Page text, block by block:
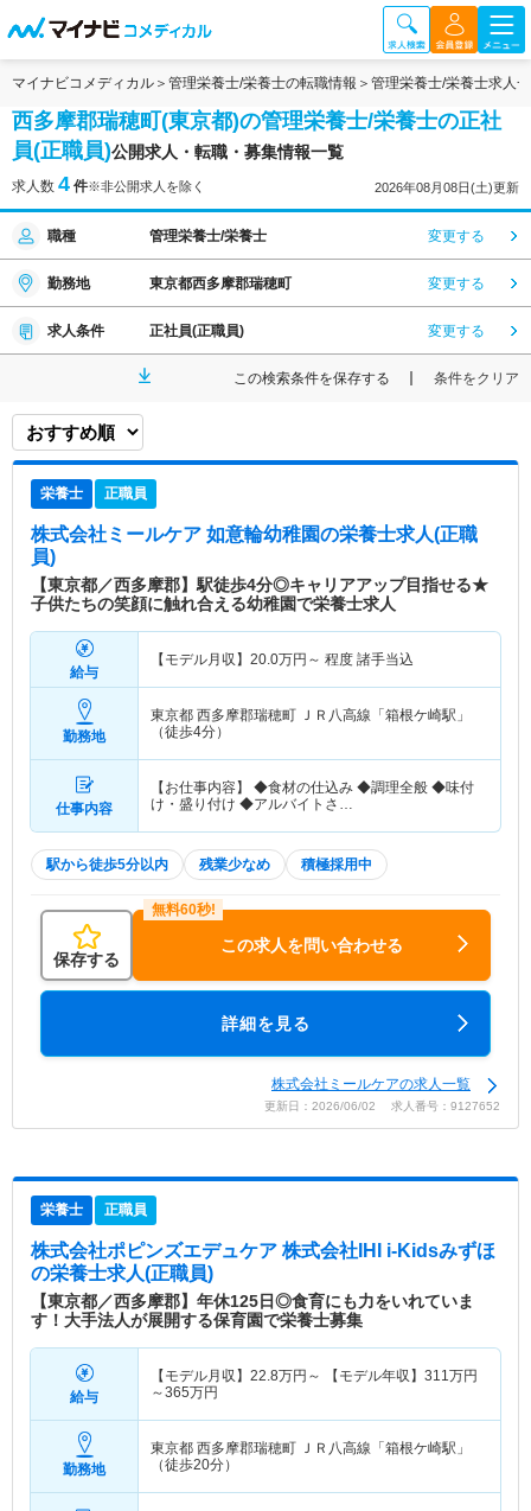
マイナビコメディカル 管理栄養士/栄養士の転職情報 管理栄養士/栄養士求人
西多摩郡瑞穂町(東京都)の管理栄養士/栄養士の正社
員(正職員)公開求人・転職・募集情報一覧
求人数 4 件※非公開求人を除く 2026年08月08日(土)更新
職種 管理栄養士/栄養士 変更する
勤務地 東京都西多摩郡瑞穂町 変更する
求人条件 正社員(正職員) 変更する
この検索条件を保存する 条件をクリア
栄養士 正職員
株式会社ミールケア 如意輪幼稚園の栄養士求人(正職
員)
【東京都／西多摩郡】駅徒歩4分◎キャリアアップ目指せる★
子供たちの笑顔に触れ合える幼稚園で栄養士求人
給与
【モデル月収】 20.0万円～ 程度 諸手当込
勤務地
東京都 西多摩郡瑞穂町 ＪＲ八高線「箱根ケ崎駅」
（徒歩4分）
仕事内容
【お仕事内容】 ◆食材の仕込み ◆調理全般 ◆味付
け・盛り付け ◆アルバイトさ…
駅から徒歩5分以内 残業少なめ 積極採用中
保存する
この求人を問い合わせる
詳細を見る
株式会社ミールケアの求人一覧
更新日：2026/06/02 求人番号：9127652
栄養士 正職員
株式会社ポピンズエデュケア 株式会社IHI i-Kidsみずほ
の栄養士求人(正職員)
【東京都／西多摩郡】年休125日◎食育にも力をいれていま
す！大手法人が展開する保育園で栄養士募集
給与
【モデル月収】 22.8万円～ 【モデル年収】 311万円
～365万円
勤務地
東京都 西多摩郡瑞穂町 ＪＲ八高線「箱根ケ崎駅」
（徒歩20分）